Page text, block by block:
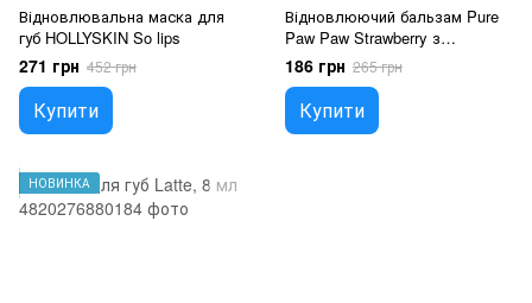
Відновлювальна маска для
губ HOLLYSKIN So lips
271 грн 452 грн
Купити
Відновлюючий бальзам Pure
Paw Paw Strawberry з
ароматом "Полуничний смузі",
25g
186 грн 265 грн
Купити
НОВИНКА